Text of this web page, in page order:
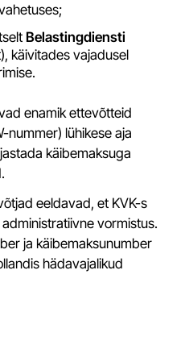
Belastingdiensti
käivitades vajadusel
enamik ettevõtteid
nummer) lühikese aja
käibemaksuga
eeldavad, et KVK-s
vormistus.
ja käibemaksunumber
hädavajalikud